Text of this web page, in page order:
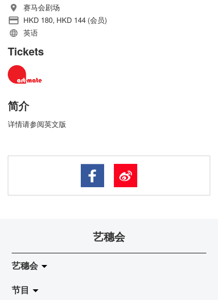
赛马会剧场
HKD 180, HKD 144 (会员)
英语
Tickets
简介
详情请参阅英文版
艺穗会
艺穗会
关于艺穗会
节目